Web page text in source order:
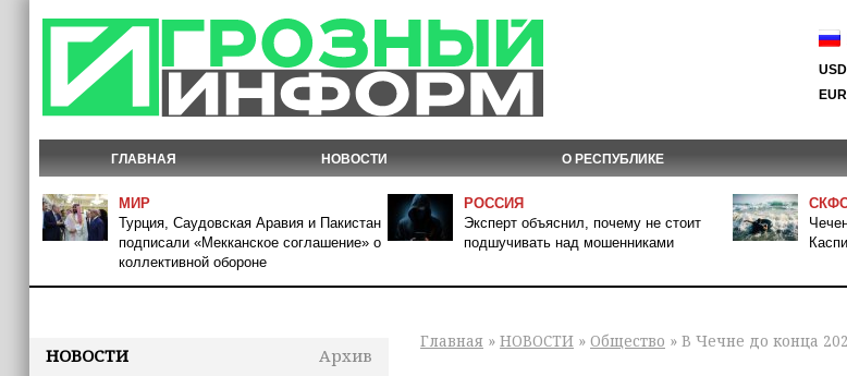
ГЛАВНАЯ НОВОСТИ О РЕСПУБЛИКЕ
МИР
Турция, Саудовская Аравия и Пакистан
подписали «Мекканское соглашение» о
коллективной обороне
РОССИЯ
Эксперт объяснил, почему не стоит
подшучивать над мошенниками
НОВОСТИ
Архив
Главная » НОВОСТИ » Общество » В Чечне до конца